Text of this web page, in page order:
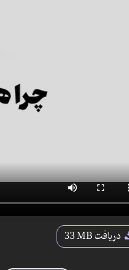
دریافت33 MB